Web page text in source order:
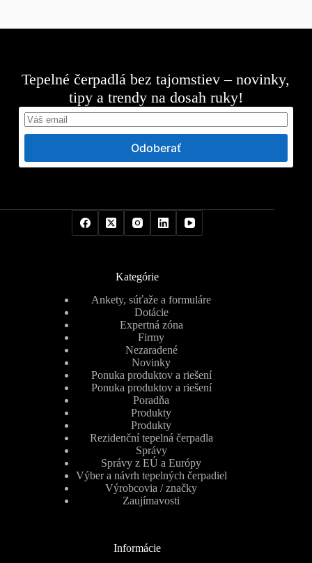
Tepelné čerpadlá bez tajomstiev – novinky,
tipy a trendy na dosah ruky!
Odoberať
Kategórie
Ankety, súťaže a formuláre
Dotácie
Expertná zóna
Firmy
Nezaradené
Novinky
Ponuka produktov a riešení
Ponuka produktov a riešení
Poradňa
Produkty
Produkty
Rezidenční tepelná čerpadla
Správy
Správy z EÚ a Európy
Výber a návrh tepelných čerpadiel
Výrobcovia / značky
Zaujímavosti
Informácie